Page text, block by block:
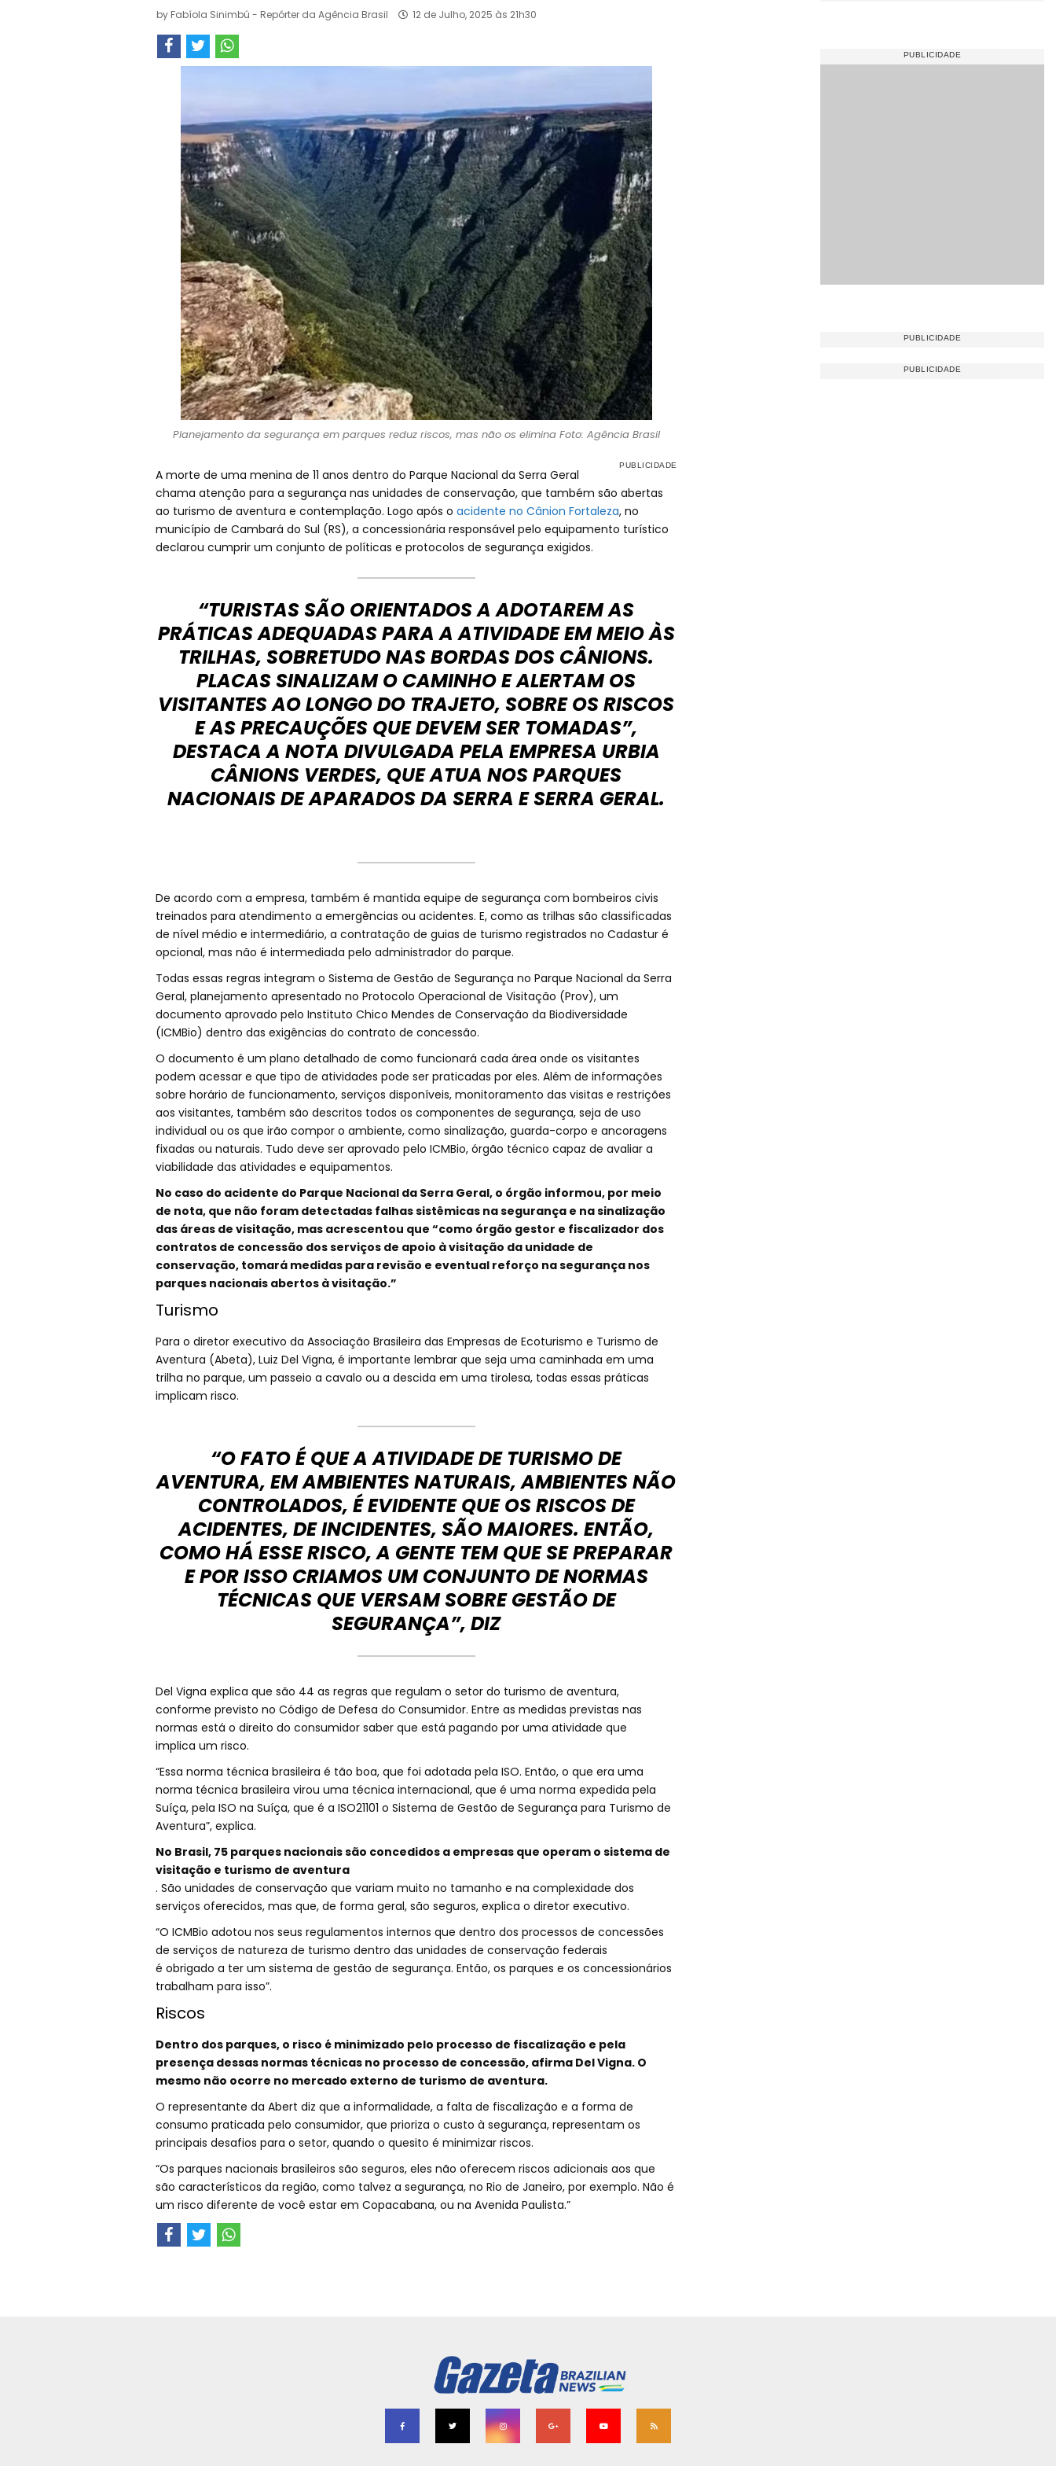
by Fabíola Sinimbú - Repórter da Agência Brasil 12 de Julho, 2025 às 21h30
Planejamento da segurança em parques reduz riscos, mas não os elimina Foto: Agência Brasil
A morte de uma menina de 11 anos dentro do Parque Nacional da Serra Geral
chama atenção para a segurança nas unidades de conservação, que também são abertas
ao turismo de aventura e contemplação. Logo após o acidente no Cânion Fortaleza, no
município de Cambará do Sul (RS), a concessionária responsável pelo equipamento turístico
declarou cumprir um conjunto de políticas e protocolos de segurança exigidos.
“TURISTAS SÃO ORIENTADOS A ADOTAREM AS
PRÁTICAS ADEQUADAS PARA A ATIVIDADE EM MEIO ÀS
TRILHAS, SOBRETUDO NAS BORDAS DOS CÂNIONS.
PLACAS SINALIZAM O CAMINHO E ALERTAM OS
VISITANTES AO LONGO DO TRAJETO, SOBRE OS RISCOS
E AS PRECAUÇÕES QUE DEVEM SER TOMADAS”,
DESTACA A NOTA DIVULGADA PELA EMPRESA URBIA
CÂNIONS VERDES, QUE ATUA NOS PARQUES
NACIONAIS DE APARADOS DA SERRA E SERRA GERAL.
De acordo com a empresa, também é mantida equipe de segurança com bombeiros civis
treinados para atendimento a emergências ou acidentes. E, como as trilhas são classificadas
de nível médio e intermediário, a contratação de guias de turismo registrados no Cadastur é
opcional, mas não é intermediada pelo administrador do parque.
Todas essas regras integram o Sistema de Gestão de Segurança no Parque Nacional da Serra
Geral, planejamento apresentado no Protocolo Operacional de Visitação (Prov), um
documento aprovado pelo Instituto Chico Mendes de Conservação da Biodiversidade
(ICMBio) dentro das exigências do contrato de concessão.
O documento é um plano detalhado de como funcionará cada área onde os visitantes
podem acessar e que tipo de atividades pode ser praticadas por eles. Além de informações
sobre horário de funcionamento, serviços disponíveis, monitoramento das visitas e restrições
aos visitantes, também são descritos todos os componentes de segurança, seja de uso
individual ou os que irão compor o ambiente, como sinalização, guarda-corpo e ancoragens
fixadas ou naturais. Tudo deve ser aprovado pelo ICMBio, órgão técnico capaz de avaliar a
viabilidade das atividades e equipamentos.
No caso do acidente do Parque Nacional da Serra Geral, o órgão informou, por meio
de nota, que não foram detectadas falhas sistêmicas na segurança e na sinalização
das áreas de visitação, mas acrescentou que “como órgão gestor e fiscalizador dos
contratos de concessão dos serviços de apoio à visitação da unidade de
conservação, tomará medidas para revisão e eventual reforço na segurança nos
parques nacionais abertos à visitação.”
Turismo
Para o diretor executivo da Associação Brasileira das Empresas de Ecoturismo e Turismo de
Aventura (Abeta), Luiz Del Vigna, é importante lembrar que seja uma caminhada em uma
trilha no parque, um passeio a cavalo ou a descida em uma tirolesa, todas essas práticas
implicam risco.
“O FATO É QUE A ATIVIDADE DE TURISMO DE
AVENTURA, EM AMBIENTES NATURAIS, AMBIENTES NÃO
CONTROLADOS, É EVIDENTE QUE OS RISCOS DE
ACIDENTES, DE INCIDENTES, SÃO MAIORES. ENTÃO,
COMO HÁ ESSE RISCO, A GENTE TEM QUE SE PREPARAR
E POR ISSO CRIAMOS UM CONJUNTO DE NORMAS
TÉCNICAS QUE VERSAM SOBRE GESTÃO DE
SEGURANÇA”, DIZ
Del Vigna explica que são 44 as regras que regulam o setor do turismo de aventura,
conforme previsto no Código de Defesa do Consumidor. Entre as medidas previstas nas
normas está o direito do consumidor saber que está pagando por uma atividade que
implica um risco.
“Essa norma técnica brasileira é tão boa, que foi adotada pela ISO. Então, o que era uma
norma técnica brasileira virou uma técnica internacional, que é uma norma expedida pela
Suíça, pela ISO na Suíça, que é a ISO21101 o Sistema de Gestão de Segurança para Turismo de
Aventura”, explica.
No Brasil, 75 parques nacionais são concedidos a empresas que operam o sistema de
visitação e turismo de aventura
. São unidades de conservação que variam muito no tamanho e na complexidade dos
serviços oferecidos, mas que, de forma geral, são seguros, explica o diretor executivo.
“O ICMBio adotou nos seus regulamentos internos que dentro dos processos de concessões
de serviços de natureza de turismo dentro das unidades de conservação federais
é obrigado a ter um sistema de gestão de segurança. Então, os parques e os concessionários
trabalham para isso”.
Riscos
Dentro dos parques, o risco é minimizado pelo processo de fiscalização e pela
presença dessas normas técnicas no processo de concessão, afirma Del Vigna. O
mesmo não ocorre no mercado externo de turismo de aventura.
O representante da Abert diz que a informalidade, a falta de fiscalização e a forma de
consumo praticada pelo consumidor, que prioriza o custo à segurança, representam os
principais desafios para o setor, quando o quesito é minimizar riscos.
“Os parques nacionais brasileiros são seguros, eles não oferecem riscos adicionais aos que
são característicos da região, como talvez a segurança, no Rio de Janeiro, por exemplo. Não é
um risco diferente de você estar em Copacabana, ou na Avenida Paulista.”